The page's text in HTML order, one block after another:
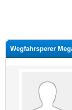
Wegfahrsperer